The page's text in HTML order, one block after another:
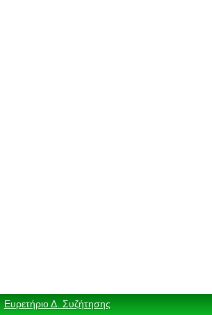
Ευρετήριο Δ. Συζήτησης